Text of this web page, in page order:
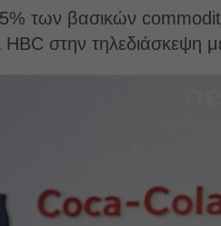
των βασικών
HBC στην τηλεδιάσκεψη